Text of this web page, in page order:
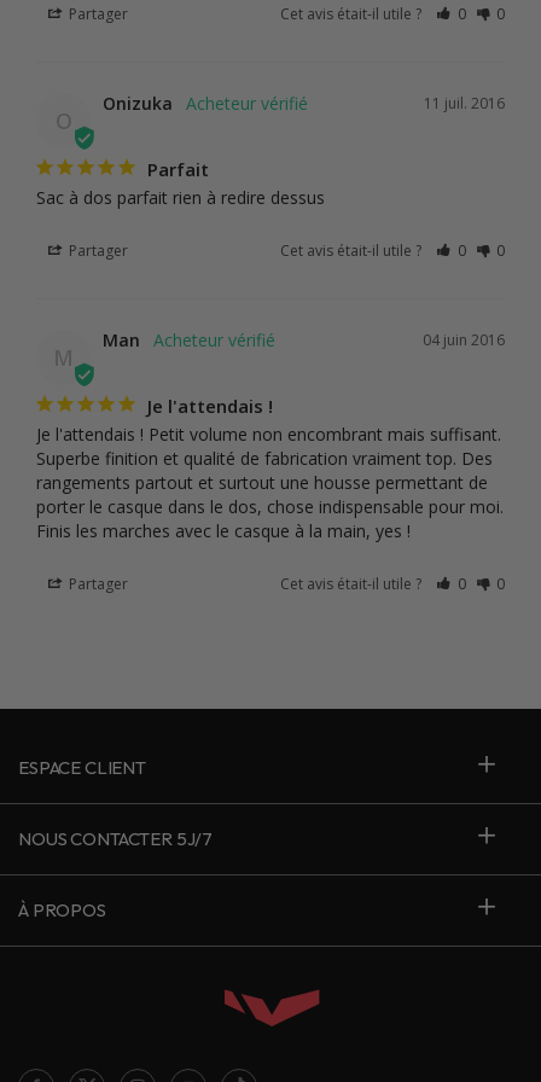
Partager Cet avis était-il utile ? 0 0
O
11 juil. 2016
Onizuka
Parfait
Sac à dos parfait rien à redire dessus
Partager Cet avis était-il utile ? 0 0
M
04 juin 2016
Man
Je l'attendais !
Je l'attendais ! Petit volume non encombrant mais suffisant.
Superbe finition et qualité de fabrication vraiment top. Des
rangements partout et surtout une housse permettant de
porter le casque dans le dos, chose indispensable pour moi.
Finis les marches avec le casque à la main, yes !
Partager Cet avis était-il utile ? 0 0
ESPACE CLIENT
NOUS CONTACTER 5J/7
À PROPOS